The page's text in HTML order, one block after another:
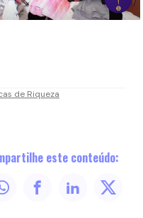
de Riqueza
este conteúdo: